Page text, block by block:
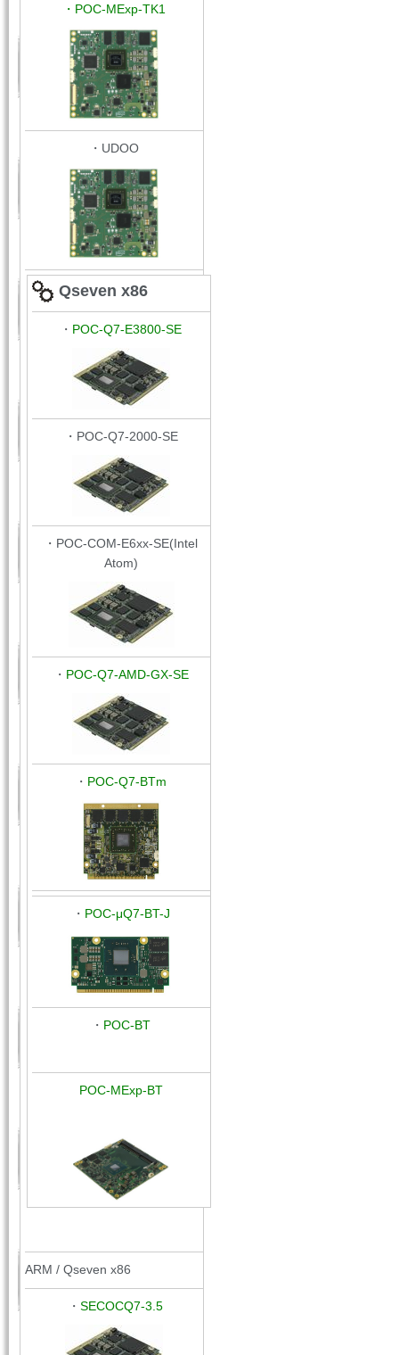
・POC-MExp-TK1
・UDOO
Qseven x86
・ POC-Q7-E3800-SE
・POC-Q7-2000-SE
・POC-COM-E6xx-SE(Intel
Atom)
・ POC-Q7-AMD-GX-SE
・ POC-Q7-BTm
・ POC-μQ7-BT-J
・ POC-BT
POC-MExp-BT
ARM / Qseven x86
・SECOCQ7-3.5